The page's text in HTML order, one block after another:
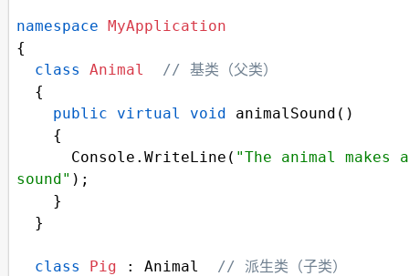
namespace MyApplication
{
class
Animal
  {
public
virtual void animalSound ()
{
Console . WriteLine ( "The animal makes a
sound" );
}
  }
class Pig : Animal